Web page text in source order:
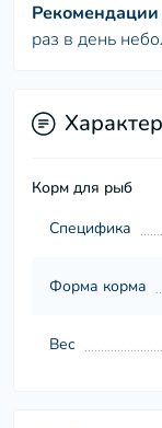
раз в день
Корм для рыб
Специфика
Форма корма
Вес